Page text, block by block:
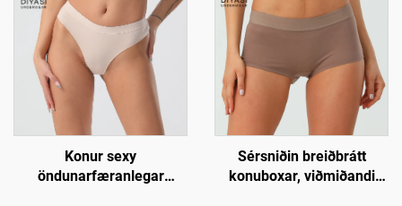
Konur sexy
öndunarfæranlegar
Sérsniðin breiðbrátt
konuboxar, viðmiðandi